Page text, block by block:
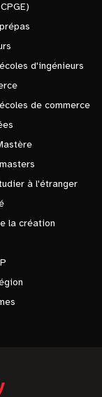
d'ingénieurs
de commerce
à l'étranger
la création